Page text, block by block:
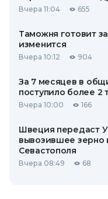
Вчера 11:04 655
Таможня готовит
изменится
Вчера 10:12 904
За 7 месяцев в
поступило более 2
Вчера 10:00 166
Швеция передаст
вывозившее зерно
Севастополя
Вчера 08:49 68